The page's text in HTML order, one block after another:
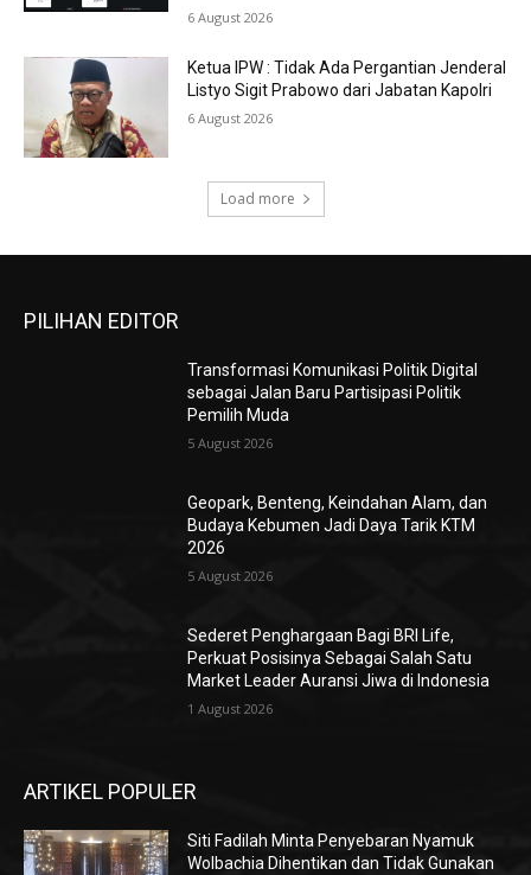
6 August 2026
Ketua IPW : Tidak Ada Pergantian Jenderal
Listyo Sigit Prabowo dari Jabatan Kapolri
6 August 2026
Load more
PILIHAN EDITOR
Transformasi Komunikasi Politik Digital
sebagai Jalan Baru Partisipasi Politik
Pemilih Muda
5 August 2026
Geopark, Benteng, Keindahan Alam, dan
Budaya Kebumen Jadi Daya Tarik KTM
2026
5 August 2026
Sederet Penghargaan Bagi BRI Life,
Perkuat Posisinya Sebagai Salah Satu
Market Leader Auransi Jiwa di Indonesia
1 August 2026
ARTIKEL POPULER
Siti Fadilah Minta Penyebaran Nyamuk
Wolbachia Dihentikan dan Tidak Gunakan